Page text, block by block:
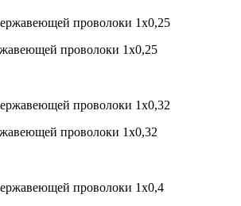
проволоки 1х0,25
проволоки 1х0,32